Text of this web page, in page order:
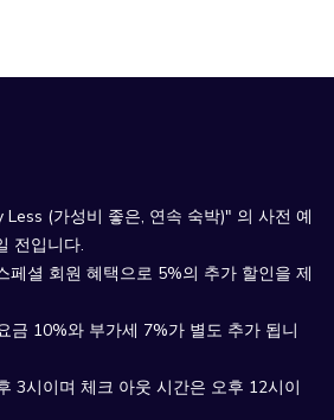
Less (가성비 좋은, 연속 숙박)" 의 사전 예
전입니다.
페셜 회원 혜택으로 5%의 추가 할인을 제
금 10%와 부가세 7%가 별도 추가 됩니
3시이며 체크 아웃 시간은 오후 12시이